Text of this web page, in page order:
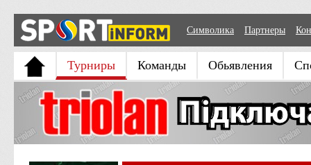
Символика Партнеры
Турниры Команды Обьявления